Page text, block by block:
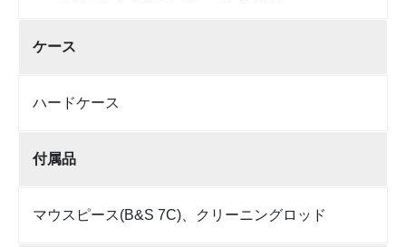
ケース
ハードケース
付属品
マウスピース(B&S 7C)、クリーニングロッド